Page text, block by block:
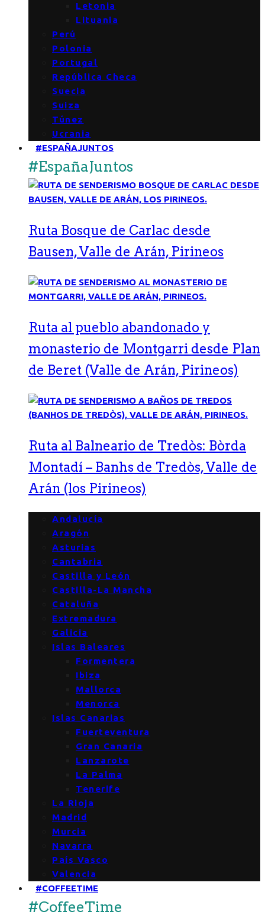
Letonia
Lituania
Perú
Polonia
Portugal
República Checa
Suecia
Suiza
Túnez
Ucrania
#ESPAÑAJUNTOS
#EspañaJuntos
Ruta Bosque de Carlac desde
Bausen, Valle de Arán, Pirineos
Ruta al pueblo abandonado y
monasterio de Montgarri desde Plan
de Beret (Valle de Arán, Pirineos)
Ruta al Balneario de Tredòs: Bòrda
Montadí – Banhs de Tredòs, Valle de
Arán (los Pirineos)
Andalucía
Aragón
Asturias
Cantabria
Castilla y León
Castilla-La Mancha
Cataluña
Extremadura
Galicia
Islas Baleares
Formentera
Ibiza
Mallorca
Menorca
Islas Canarias
Fuerteventura
Gran Canaria
Lanzarote
La Palma
Tenerife
La Rioja
Madrid
Murcia
Navarra
País Vasco
Valencia
#COFFEETIME
#CoffeeTime